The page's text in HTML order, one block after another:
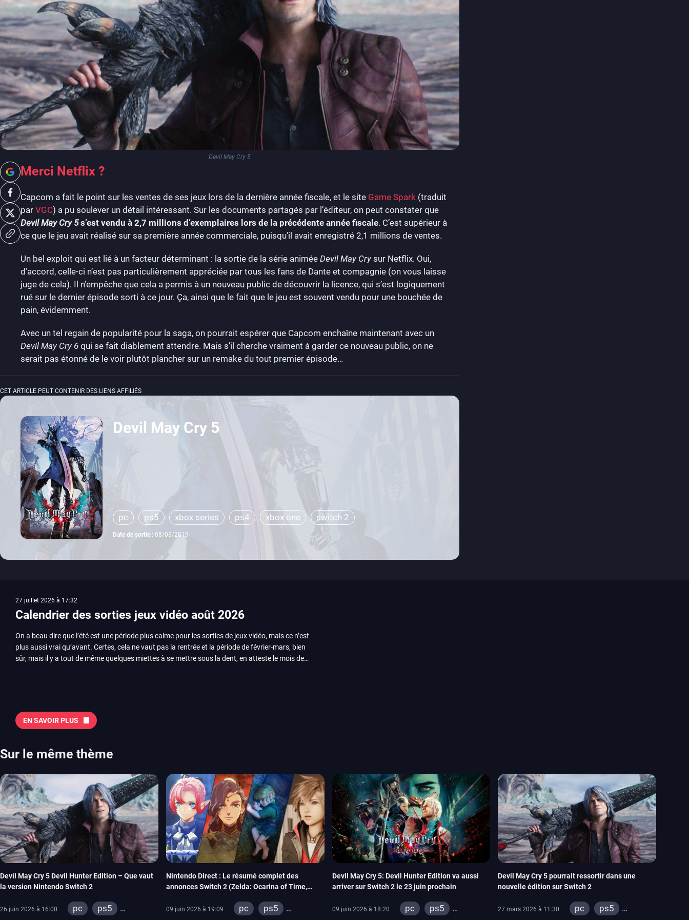
Devil May Cry 5
Merci Netflix ?
Capcom a fait le point sur les ventes de ses jeux lors de la dernière année fiscale, et le site Game Spark (traduit
par VGC) a pu soulever un détail intéressant. Sur les documents partagés par l’éditeur, on peut constater que
Devil May Cry 5s’est vendu à 2,7 millions d’exemplaires lors de la précédente année fiscale. C’est supérieur à
ce que le jeu avait réalisé sur sa première année commerciale, puisqu’il avait enregistré 2,1 millions de ventes.
Un bel exploit qui est lié à un facteur déterminant : la sortie de la série animée Devil May Cry sur Netflix. Oui,
d’accord, celle-ci n’est pas particulièrement appréciée par tous les fans de Dante et compagnie (on vous laisse
juge de cela). Il n’empêche que cela a permis à un nouveau public de découvrir la licence, qui s’est logiquement
rué sur le dernier épisode sorti à ce jour. Ça, ainsi que le fait que le jeu est souvent vendu pour une bouchée de
pain, évidemment.
Avec un tel regain de popularité pour la saga, on pourrait espérer que Capcom enchaîne maintenant avec un
Devil May Cry 6 qui se fait diablement attendre. Mais s’il cherche vraiment à garder ce nouveau public, on ne
serait pas étonné de le voir plutôt plancher sur un remake du tout premier épisode…
CET ARTICLE PEUT CONTENIR DES LIENS AFFILIÉS
Devil May Cry 5
pc ps5 xbox series ps4 xbox one switch 2
Date de sortie : 08/03/2019
27 juillet 2026 à 17:32
Calendrier des sorties jeux vidéo août 2026
On a beau dire que l’été est une période plus calme pour les sorties de jeux vidéo, mais ce n’est
plus aussi vrai qu’avant. Certes, cela ne vaut pas la rentrée et la période de février-mars, bien
sûr, mais il y a tout de même quelques miettes à se mettre sous la dent, en atteste le mois de
Tokon ou encore Beast of Reincarnation, qui nous montre que Game Freak sait faire autre
chose d’ambitieux que Pokémon. On n’oubliera pas la période de Gamescom, avec Star Wars,
2026 Vous trouverez ici tous les jeux majeurs qui sortiront au mois de juin. Vous trouverez
aussi les jeux de ce mois dans notre page dédiée…
EN SAVOIR PLUS
Sur le même thème
Devil May Cry 5 Devil Hunter Edition – Que vaut
la version Nintendo Switch 2
26 juin 2026 à 16:00 pc
ps5
Nintendo Direct : Le résumé complet des
annonces Switch 2 (Zelda: Ocarina of Time,
09 juin 2026 à 19:09 pc
ps5
Devil May Cry 5: Devil Hunter Edition va aussi
arriver sur Switch 2 le 23 juin prochain
09 juin 2026 à 18:20 pc
ps5
Devil May Cry 5 pourrait ressortir dans une
nouvelle édition sur Switch 2
27 mars 2026 à 11:30 pc
ps5